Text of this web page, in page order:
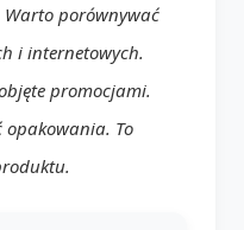
porównywać
i internetowych.
promocjami.
opakowania. To